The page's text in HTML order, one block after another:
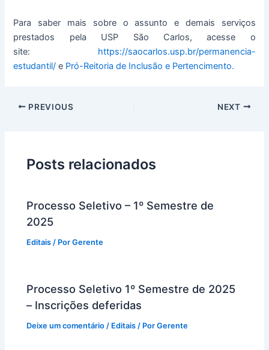
Para saber mais sobre o assunto e demais serviços
prestados pela USP São Carlos, acesse o
site: https://saocarlos.usp.br/permanencia-
estudantil/ e Pró-Reitoria de Inclusão e Pertencimento.
PREVIOUS NEXT
Posts relacionados
Processo Seletivo – 1º Semestre de
2025
Editais / PorGerente
Processo Seletivo 1º Semestre de 2025
– Inscrições deferidas
Deixe um comentário / Editais / PorGerente